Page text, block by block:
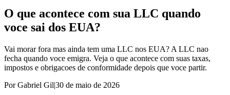
O que acontece com sua LLC quando
voce sai dos EUA?
Vai morar fora mas ainda tem uma LLC nos EUA? A LLC nao
fecha quando voce emigra. Veja o que acontece com suas taxas,
impostos e obrigacoes de conformidade depois que voce partir.
Por Gabriel Gil|30 de maio de 2026